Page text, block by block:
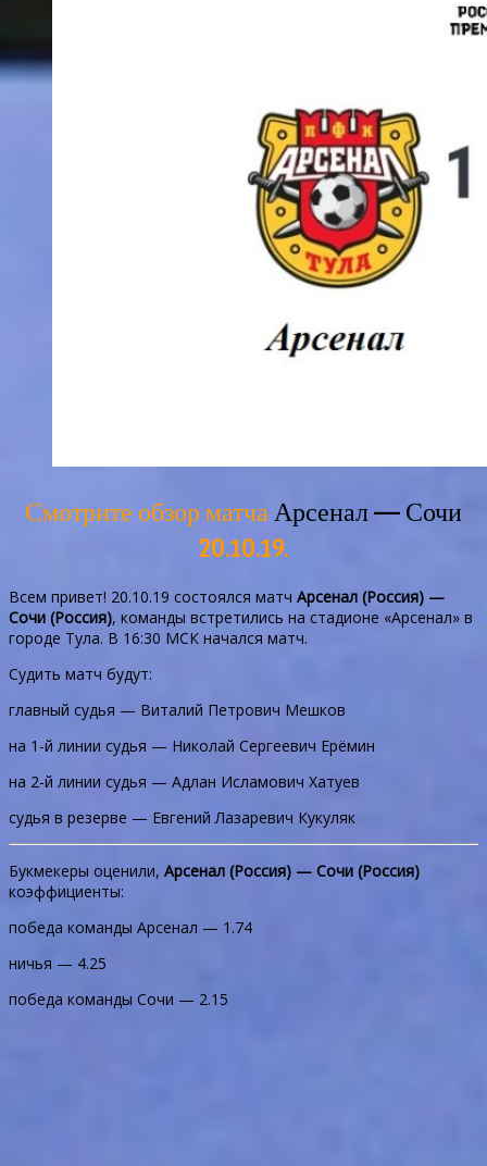
Смотрите обзор матчаАрсенал — Сочи
20.10.19.
Всем привет! 20.10.19 состоялся матч Арсенал (Россия) —
Сочи (Россия), команды встретились на стадионе «Арсенал» в
городе Тула. В 16:30 МСК начался матч.
Судить матч будут:
главный судья — Виталий Петрович Мешков
на 1-й линии судья — Николай Сергеевич Ерёмин
на 2-й линии судья — Адлан Исламович Хатуев
судья в резерве — Евгений Лазаревич Кукуляк
Букмекеры оценили, Арсенал (Россия) — Сочи (Россия)
коэффициенты:
победа команды Арсенал — 1.74
ничья — 4.25
победа команды Сочи — 2.15